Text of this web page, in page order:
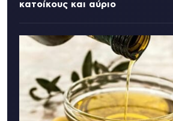
κατοίκους και αύριο